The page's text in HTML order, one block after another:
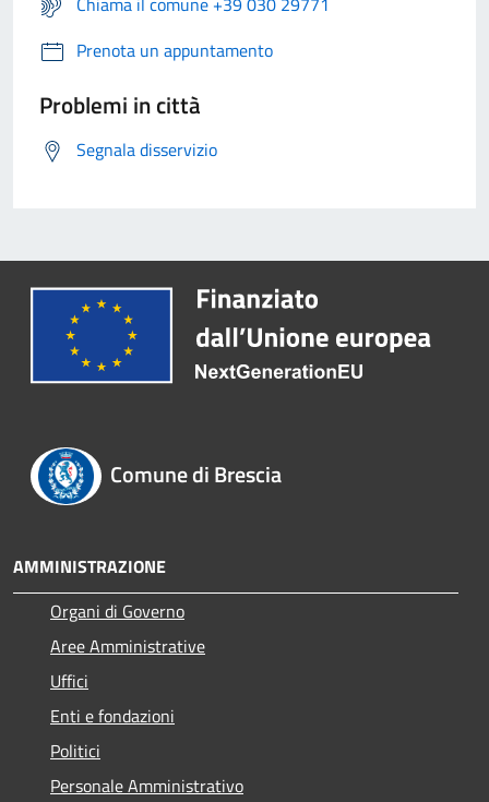
Prenota un appuntamento
Problemi in città
Segnala disservizio
Comune di Brescia
AMMINISTRAZIONE
Organi di Governo
Aree Amministrative
Uffici
Enti e fondazioni
Politici
Personale Amministrativo